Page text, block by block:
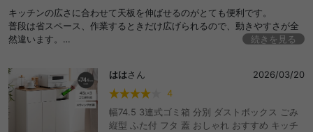
台所 引き出し 可動棚 家電 炊飯器 電子レンジ
バーカウンター デスク S字フック
キッチンの広さに合わせて天板を伸ばせるのがとても便利です。
普段は省スペース、作業するときだけ広げられるので、動きやすさが全
然違います。
キャスター付きなので掃除や配置替えもしやすく、使い勝手がいいで
す。
続きを見る
ははさん
2026/03/20
4
幅74.5 3連式ゴミ箱 分別 ダストボックス ごみ
縦型 ふた付 フタ 蓋 おしゃれ おすすめ キッチ